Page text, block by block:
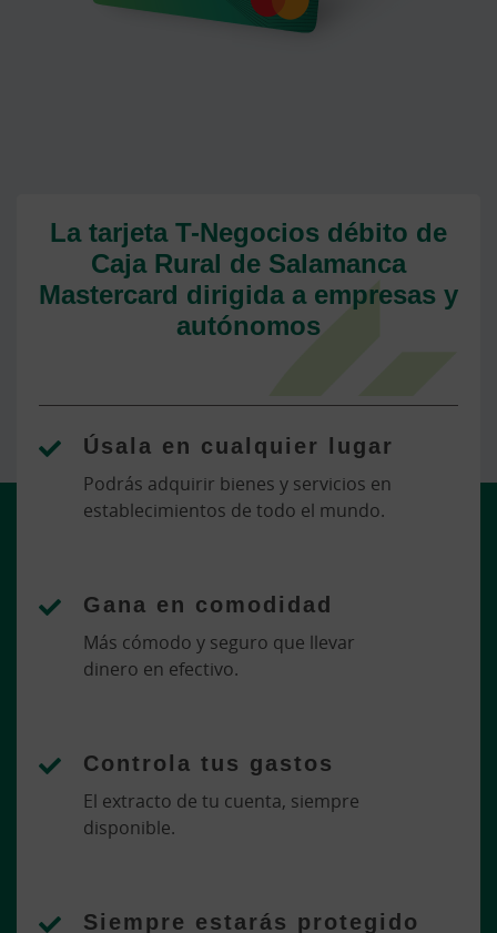
La tarjeta T-Negocios débito de
Caja Rural de Salamanca
Mastercard dirigida a empresas y
autónomos
Úsala en cualquier lugar
Podrás adquirir bienes y servicios en
establecimientos de todo el mundo.
Gana en comodidad
Más cómodo y seguro que llevar
dinero en efectivo.
Controla tus gastos
El extracto de tu cuenta, siempre
disponible.
Siempre estarás protegido